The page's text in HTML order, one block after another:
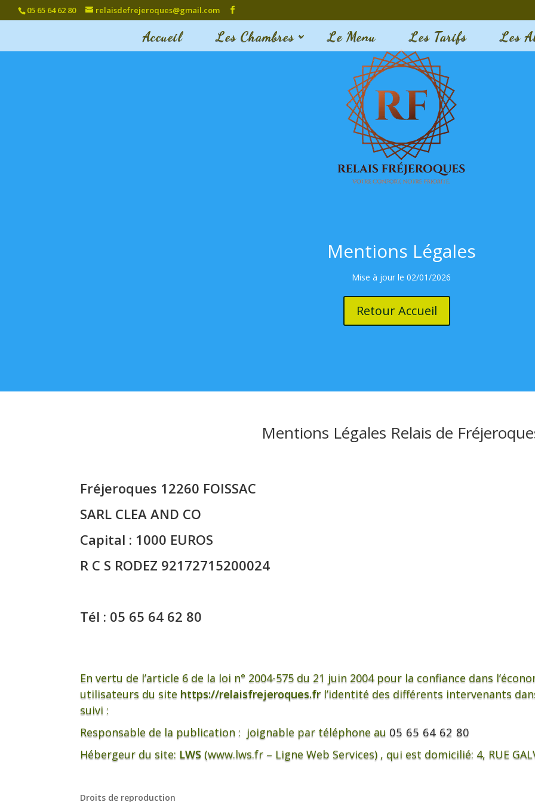
05 65 64 62 80 relaisdefrejeroques@gmail.com
Accueil Les Chambres Le Menu Les Tarifs Les
Mentions Légales
Mise à jour le 02/01/2026
Retour Accueil
Mentions Légales Relais de
Fréjeroques 12260 FOISSAC
SARL CLEA AND CO
Capital : 1000 EUROS
R C S RODEZ 92172715200024
Tél : 05 65 64 62 80
En vertu de l’article 6 de la loi n° 2004-575 du 21 juin 2004 pour la confiance dans
utilisateurs du sitehttps://relaisfrejeroques.fr l’identité des différents intervenants
suivi :
Responsable de la publication : joignable par téléphone au 05 65 64 62 80
Hébergeur du site: LWS (www.lws.fr – Ligne Web Services) , qui est domicilié: 4, RUE
Droits de reproduction